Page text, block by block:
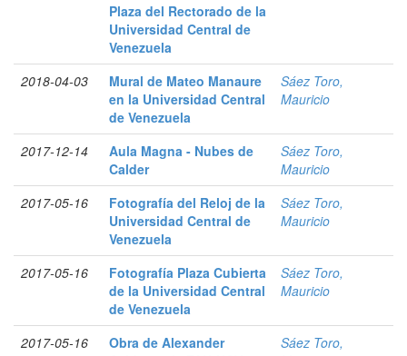
Plaza del Rectorado de la
Universidad Central de
Venezuela
2018-04-03
Mural de Mateo Manaure
en la Universidad Central
de Venezuela
Sáez Toro,
Mauricio
2017-12-14
Aula Magna - Nubes de
Calder
Sáez Toro,
Mauricio
2017-05-16
Fotografía del Reloj de la
Universidad Central de
Venezuela
Sáez Toro,
Mauricio
2017-05-16
Fotografía Plaza Cubierta
de la Universidad Central
de Venezuela
Sáez Toro,
Mauricio
2017-05-16
Obra de Alexander
Sáez Toro,